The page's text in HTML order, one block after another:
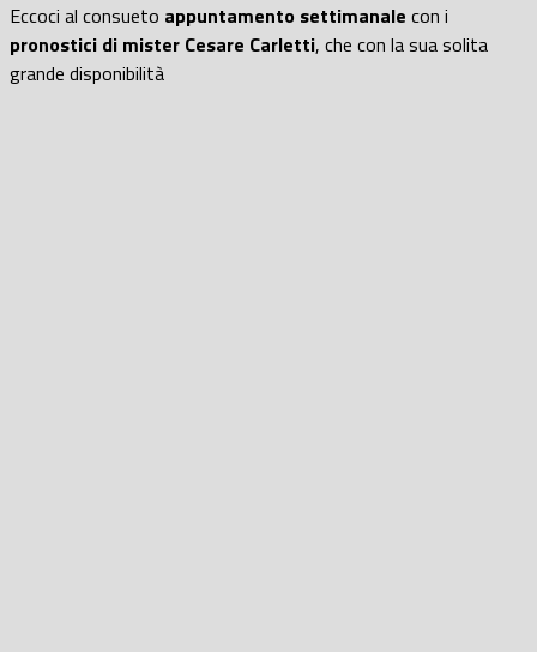
Eccoci al consueto appuntamento settimanale con i
pronostici di mister Cesare Carletti, che con la sua solita
grande disponibilità